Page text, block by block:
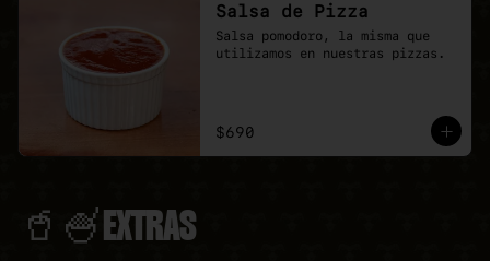
Salsa de Pizza
Salsa pomodoro, la misma que
utilizamos en nuestras pizzas.
$690
🥤🍧EXTRAS